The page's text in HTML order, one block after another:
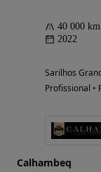
40 000 km
2022
Sarilhos
Profissional •
Calhambeq